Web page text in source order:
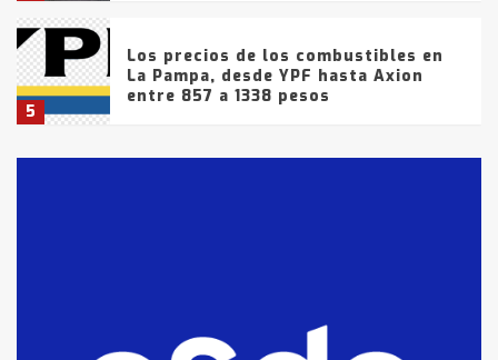
5
Los precios de los combustibles en
La Pampa, desde YPF hasta Axion
entre 857 a 1338 pesos
fueron detenidos por
comercialización de drogas en la